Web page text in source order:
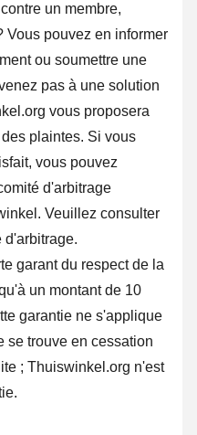
un membre,
Vous pouvez en informer
ou soumettre une
pas à une solution
vous proposera
plaintes. Si vous
vous pouvez
d'arbitrage
Veuillez consulter
d'arbitrage.
garant du respect de la
un montant de 10
garantie ne s'applique
se trouve en cessation
; Thuiswinkel.org n'est